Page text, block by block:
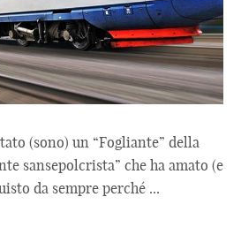
(sono) un “Fogliante” della
sansepolcrista” che ha amato (e
da sempre perché ...